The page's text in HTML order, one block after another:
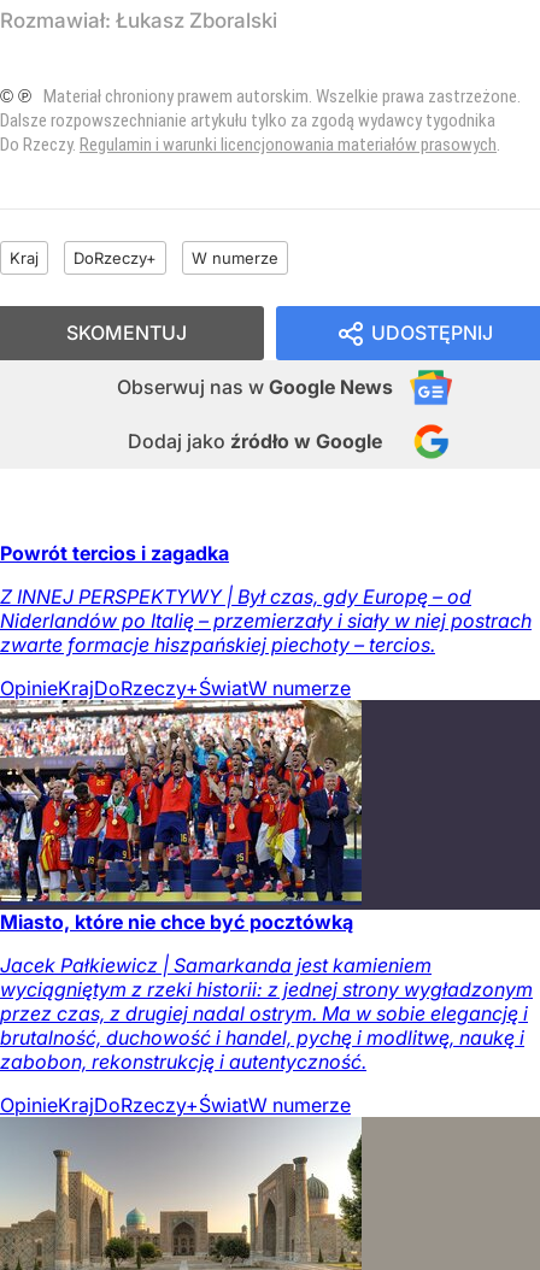
Rozmawiał: Łukasz Zboralski
© ℗ Materiał chroniony prawem autorskim. Wszelkie prawa zastrzeżone.
Dalsze rozpowszechnianie artykułu tylko za zgodą wydawcy tygodnika
Do Rzeczy. Regulamin i warunki licencjonowania materiałów prasowych
Kraj DoRzeczy+ W numerze
UDOSTĘPNIJ
Obserwuj nas w Google News
Dodaj jako źródło w Google
SKOMENTUJ
Powrót tercios i zagadka
Z INNEJ PERSPEKTYWY | Był czas, gdy Europę – od
Niderlandów po Italię – przemierzały i siały w niej postrach
zwarte formacje hiszpańskiej piechoty – tercios.
OpinieKrajDoRzeczy+ŚwiatW numerze
Miasto, które nie chce być pocztówką
Jacek Pałkiewicz | Samarkanda jest kamieniem
wyciągniętym z rzeki historii: z jednej strony wygładzonym
przez czas, z drugiej nadal ostrym. Ma w sobie elegancję i
brutalność, duchowość i handel, pychę i modlitwę, naukę i
zabobon, rekonstrukcję i autentyczność.
OpinieKrajDoRzeczy+ŚwiatW numerze